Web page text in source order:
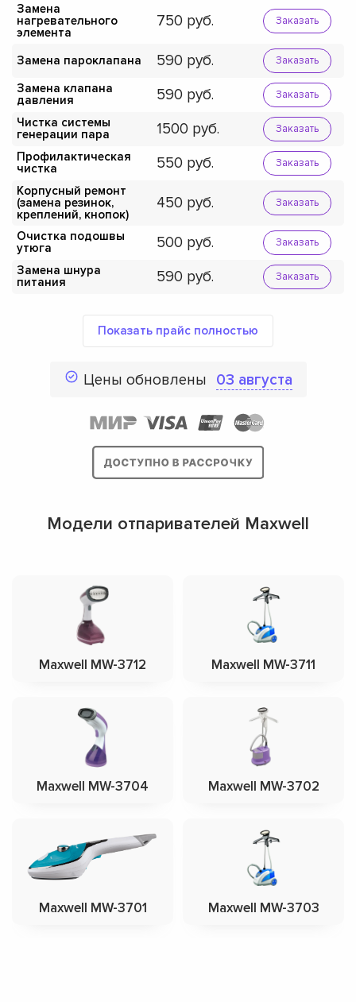
Замена
нагревательного
элемента
750 Заказать
Замена пароклапана 590 Заказать
Замена клапана
давления
590 Заказать
Чистка системы
генерации пара
1500 Заказать
Профилактическая
чистка
550 Заказать
Корпусный ремонт
(замена резинок,
креплений, кнопок)
450 Заказать
Очистка подошвы
утюга
500 Заказать
Замена шнура
питания
590 Заказать
Показать прайс полностью
Цены обновлены 03 августа
Модели отпаривателей Maxwell
Maxwell MW-3712 Maxwell MW-3711
Maxwell MW-3704 Maxwell MW-3702
Maxwell MW-3701 Maxwell MW-3703